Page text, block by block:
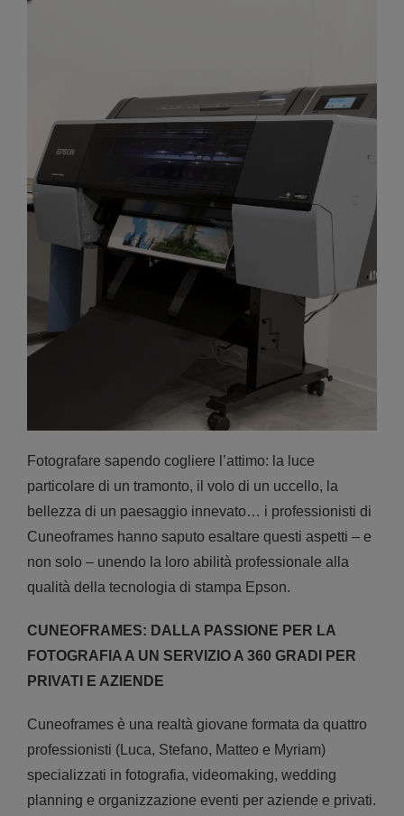
Fotografare sapendo cogliere l’attimo: la luce
particolare di un tramonto, il volo di un uccello, la
bellezza di un paesaggio innevato… i professionisti di
Cuneoframes hanno saputo esaltare questi aspetti – e
non solo – unendo la loro abilità professionale alla
qualità della tecnologia di stampa Epson.
CUNEOFRAMES: DALLA PASSIONE PER LA
FOTOGRAFIA A UN SERVIZIO A 360 GRADI PER
PRIVATI E AZIENDE
Cuneoframes è una realtà giovane formata da quattro
professionisti (Luca, Stefano, Matteo e Myriam)
specializzati in fotografia, videomaking, wedding
planning e organizzazione eventi per aziende e privati.